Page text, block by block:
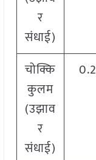
र
संधाई)
चोक्कि
कुलम
(उझाव
र
संधाई)
0.2